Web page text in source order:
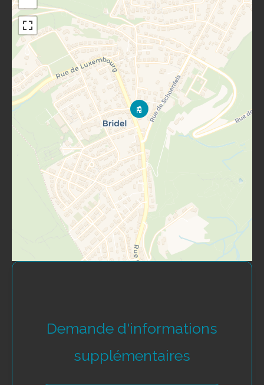
Demande d'informations
supplémentaires